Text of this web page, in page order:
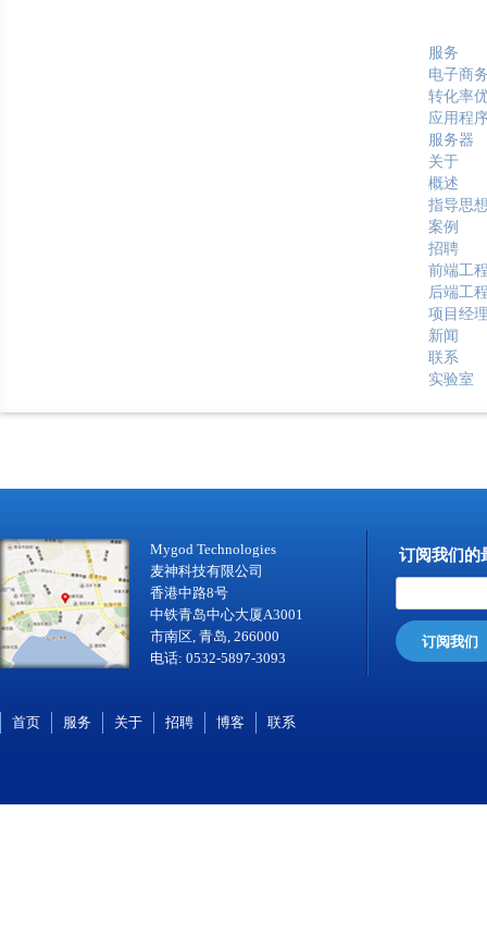
服务
电子商
转化率
应用程
服务器
关于
概述
指导思
案例
招聘
前端工
后端工
项目经
新闻
联系
实验室
Mygod Technologies
麦神科技有限公司
香港中路8号
中铁青岛中心大厦A3001
市南区, 青岛, 266000
电话: 0532-5897-3093
订阅我们的
订阅我们
首页 服务 关于 招聘 博客 联系